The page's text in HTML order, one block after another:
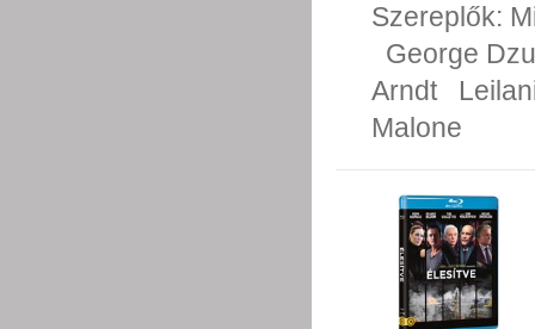
Szereplők:
George
Arndt
Malone